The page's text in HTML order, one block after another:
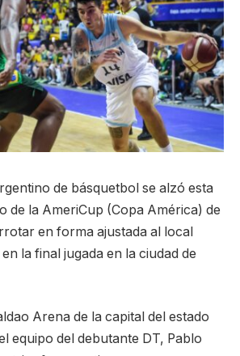
de básquetbol se alzó esta
de la AmeriCup (Copa América) de
en forma ajustada al local
la final jugada en la ciudad de
Arena de la capital del estado
equipo del debutante DT, Pablo